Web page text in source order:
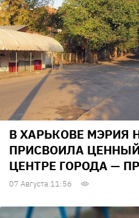
В ХАРЬКОВЕ МЭРИЯ
ПРИСВОИЛА
ЦЕНТРЕ ГОРОДА —
07 Августа 11:56